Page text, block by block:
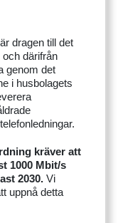
dragen till det
därifrån
genom det
i husbolagets
kräver att
1000 Mbit/s
2030. Vi
uppnå detta